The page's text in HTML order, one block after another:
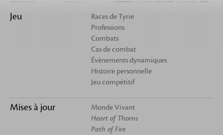
Jeu
Races de Tyrie
Professions
Combats
Cas de combat
Évènements dynamiques
Histoire personnelle
Jeu compétitif
Mises à jour
Monde Vivant
Heart of Thorns
Path of Fire